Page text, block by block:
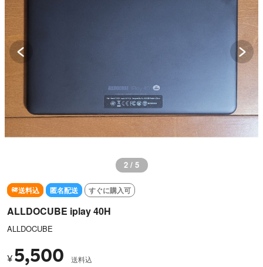
2 / 5
送料込 匿名配送 すぐに購入可
ALLDOCUBE iplay 40H
ALLDOCUBE
¥ 5,500 送料込